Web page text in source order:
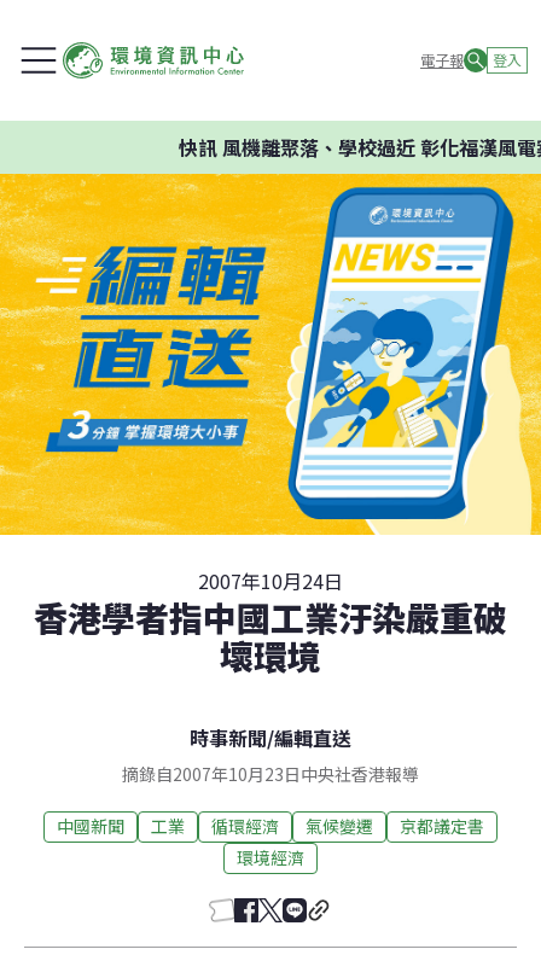
電子報 登入
快訊風機離聚落、學校過近 彰化福漢風電
2007年10月24日
香港學者指中國工業汙染嚴重破
壞環境
時事新聞/編輯直送
摘錄自2007年10月23日中央社香港報導
中國新聞 工業 循環經濟 氣候變遷
京都議定書
環境經濟